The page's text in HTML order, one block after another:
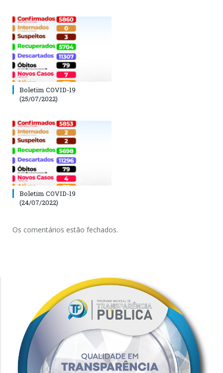
Boletim COVID-19
(25/07/2022)
Boletim COVID-19
(24/07/2022)
Os comentários estão fechados.